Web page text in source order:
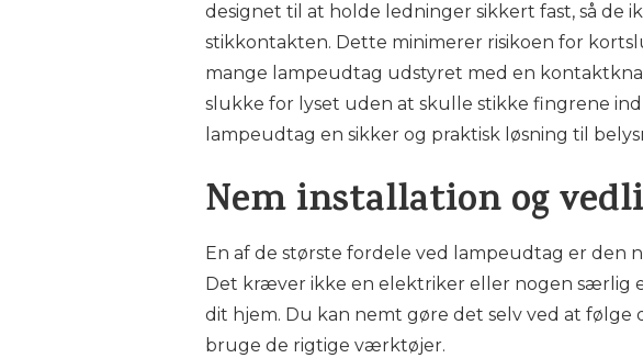
designet til at holde ledninger sikkert fast, så
stikkontakten. Dette minimerer risikoen for
mange lampeudtag udstyret med en
slukke for lyset uden at skulle stikke fingrene
lampeudtag en sikker og praktisk løsning til
Nem installation og
En af de største fordele ved lampeudtag er den
Det kræver ikke en elektriker eller nogen særlig
dit hjem. Du kan nemt gøre det selv ved at
bruge de rigtige værktøjer.